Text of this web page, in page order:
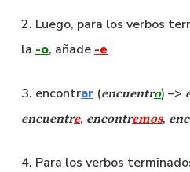
2. Luego, para los verbos
la -o, añade -e
3. encontrar (encuentro) –>
encuentre, encontremos,
4. Para los verbos